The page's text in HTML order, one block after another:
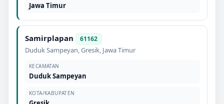
Jawa Timur
Samirplapan 61162
Duduk Sampeyan,Gresik, Jawa Timur
KECAMATAN
Duduk Sampeyan
KOTA/KABUPATEN